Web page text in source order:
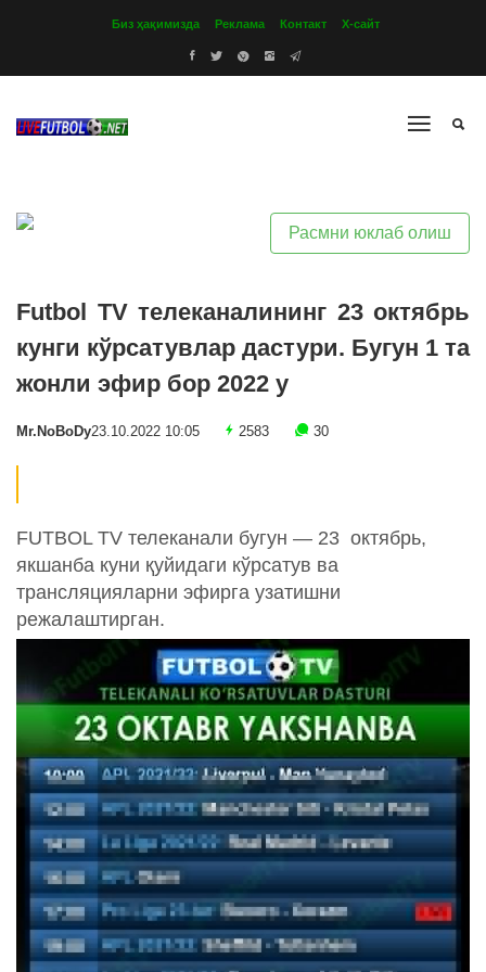
Биз ҳақимизда Реклама Контакт Х-сайт
Расмни юклаб олиш
Futbol TV телеканалининг 23 октябрь
кунги кўрсатувлар дастури. Бугун 1 та
жонли эфир бор 2022 y
Mr.NoBoDy23.10.2022 10:05 2583 30
FUTBOL TV телеканали бугун — 23 октябрь,
якшанба куни қуйидаги кўрсатув ва
трансляцияларни эфирга узатишни
режалаштирган.